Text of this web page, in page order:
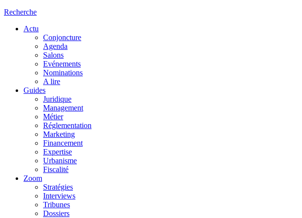
Recherche
Actu
Conjoncture
Agenda
Salons
Evénements
Nominations
A lire
Guides
Juridique
Management
Métier
Réglementation
Marketing
Financement
Expertise
Urbanisme
Fiscalité
Zoom
Stratégies
Interviews
Tribunes
Dossiers